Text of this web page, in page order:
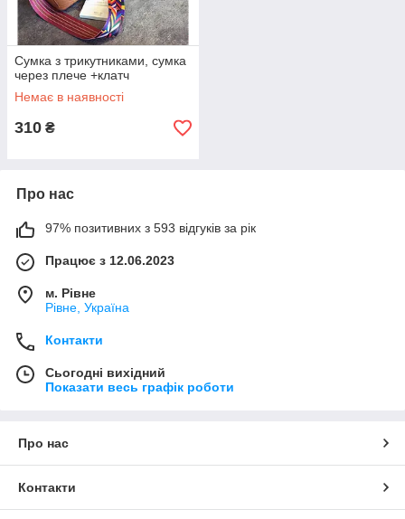
Сумка з трикутниками, сумка
через плече +клатч
Немає в наявності
310 ₴
Про нас
97% позитивних з 593 відгуків за рік
Працює з 12.06.2023
м. Рівне
Рівне, Україна
Контакти
Сьогодні вихідний
Показати весь графік роботи
Про нас
Контакти